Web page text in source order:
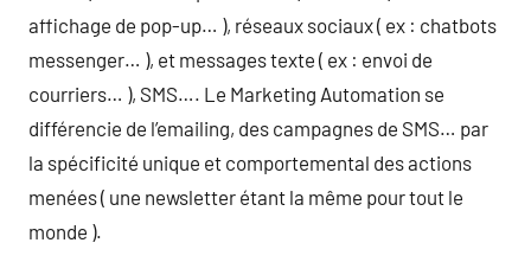
affichage de pop-up… ), réseaux sociaux ( ex : chatbots
messenger… ), et messages texte ( ex : envoi de
courriers… ), SMS…. Le Marketing Automation se
différencie de l’emailing, des campagnes de SMS… par
la spécificité unique et comportemental des actions
menées ( une newsletter étant la même pour tout le
monde ).